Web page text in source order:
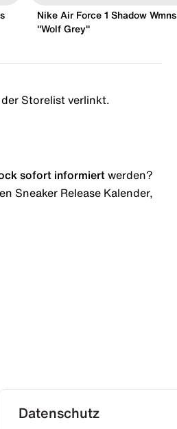
Nike Air Force 1 Shadow Wmns
"Wolf Grey"
Storelist verlinkt.
sofort informiert werden?
Sneaker Release Kalender,
Datenschutz